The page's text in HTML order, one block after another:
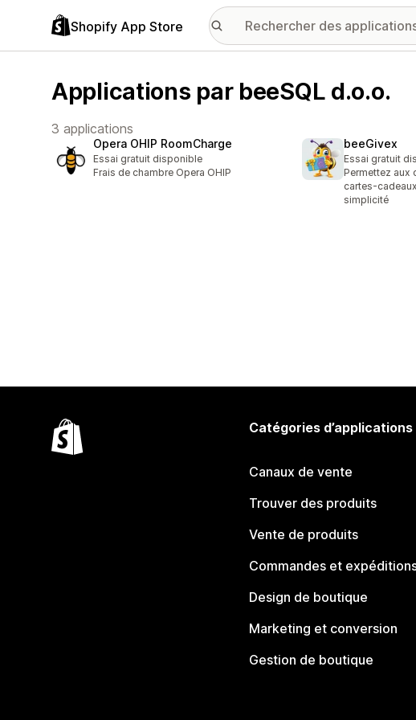
Shopify App Store
Applications par beeSQL d.o.o.
3 applications
Opera OHIP RoomCharge
Essai gratuit disponible
Frais de chambre Opera OHIP
beeGivex
Essai gratuit
Permettez aux
cartes-
simplicité
Catégories d’applications
Canaux de vente
Trouver des produits
Vente de produits
Commandes et
Design de boutique
Marketing et conversion
Gestion de boutique